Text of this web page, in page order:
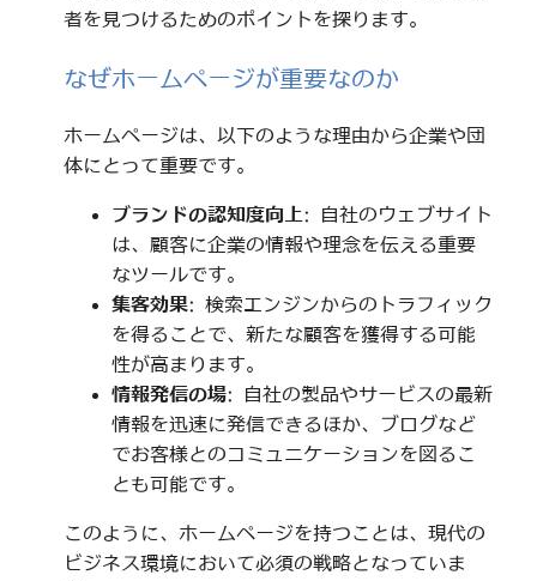
者を見つけるためのポイントを探ります。
なぜホームページが重要なのか
ホームページは、以下のような理由から企業や団
体にとって重要です。
ブランドの認知度向上: 自社のウェブサイト
は、顧客に企業の情報や理念を伝える重要
なツールです。
集客効果: 検索エンジンからのトラフィック
を得ることで、新たな顧客を獲得する可能
性が高まります。
情報発信の場: 自社の製品やサービスの最新
情報を迅速に発信できるほか、ブログなど
でお客様とのコミュニケーションを図るこ
とも可能です。
このように、ホームページを持つことは、現代の
ビジネス環境において必須の戦略となっていま